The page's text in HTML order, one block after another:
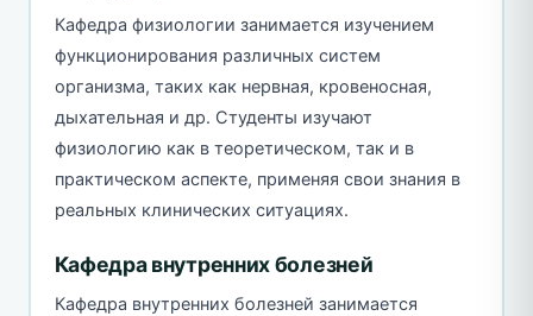
Кафедра физиологии занимается изучением
функционирования различных систем
организма, таких как нервная, кровеносная,
дыхательная и др. Студенты изучают
физиологию как в теоретическом, так и в
практическом аспекте, применяя свои знания в
реальных клинических ситуациях.
Кафедра внутренних болезней
Кафедра внутренних болезней занимается